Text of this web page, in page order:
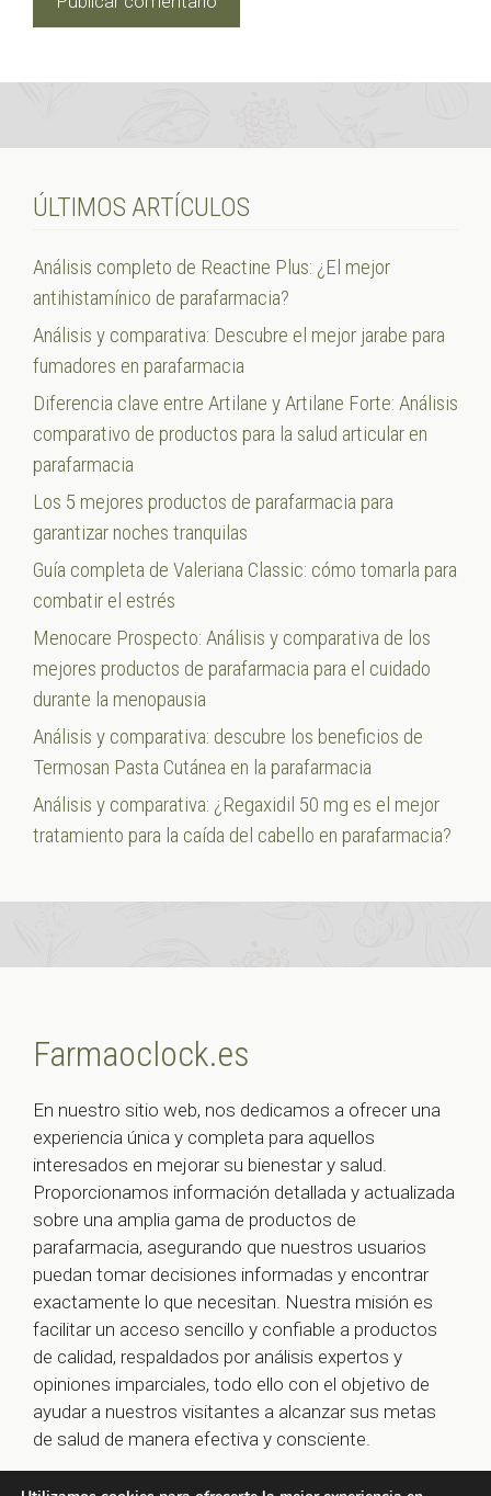
ÚLTIMOS ARTÍCULOS
Análisis completo de Reactine Plus: ¿El mejor
antihistamínico de parafarmacia?
Análisis y comparativa: Descubre el mejor jarabe para
fumadores en parafarmacia
Diferencia clave entre Artilane y Artilane Forte: Análisis
comparativo de productos para la salud articular en
parafarmacia
Los 5 mejores productos de parafarmacia para
garantizar noches tranquilas
Guía completa de Valeriana Classic: cómo tomarla para
combatir el estrés
Menocare Prospecto: Análisis y comparativa de los
mejores productos de parafarmacia para el cuidado
durante la menopausia
Análisis y comparativa: descubre los beneficios de
Termosan Pasta Cutánea en la parafarmacia
Análisis y comparativa: ¿Regaxidil 50 mg es el mejor
tratamiento para la caída del cabello en parafarmacia?
Farmaoclock.es
En nuestro sitio web, nos dedicamos a ofrecer una
experiencia única y completa para aquellos
interesados en mejorar su bienestar y salud.
Proporcionamos información detallada y actualizada
sobre una amplia gama de productos de
parafarmacia, asegurando que nuestros usuarios
puedan tomar decisiones informadas y encontrar
exactamente lo que necesitan. Nuestra misión es
facilitar un acceso sencillo y confiable a productos
de calidad, respaldados por análisis expertos y
opiniones imparciales, todo ello con el objetivo de
ayudar a nuestros visitantes a alcanzar sus metas
de salud de manera efectiva y consciente.